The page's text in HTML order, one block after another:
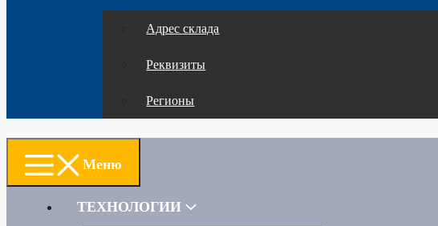
Адрес склада
Реквизиты
Регионы
Меню
ТЕХНОЛОГИИ